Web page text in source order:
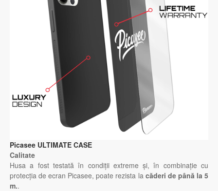
Picasee ULTIMATE CASE
Calitate
Husa a fost testată în condiții extreme și, în combinație cu
protecția de ecran Picasee, poate rezista la căderi de până la 5
m..